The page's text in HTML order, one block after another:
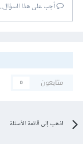
أجب على هذا السؤال...
متابعون
0
اذهب إلى قائمة الأسئلة